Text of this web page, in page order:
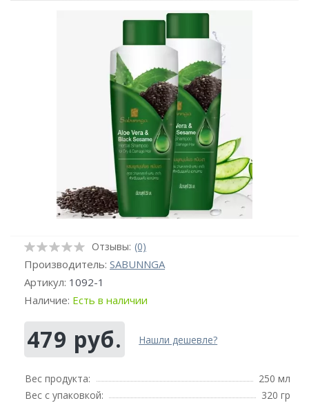
Отзывы: (0)
Производитель: SABUNNGA
Артикул: 1092-1
Наличие: Есть в наличии
479 руб. Нашли дешевле?
Вес продукта:
250 мл
Вес с упаковкой:
320 гр